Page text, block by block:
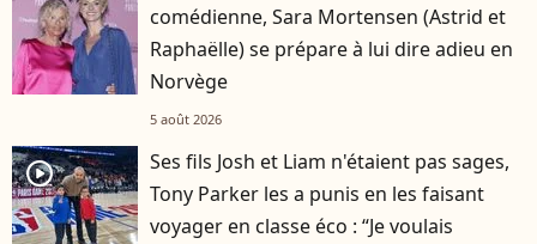
comédienne, Sara Mortensen (Astrid et
Raphaëlle) se prépare à lui dire adieu en
Norvège
5 août 2026
player2
Ses fils Josh et Liam n'étaient pas sages,
Tony Parker les a punis en les faisant
voyager en classe éco : “Je voulais